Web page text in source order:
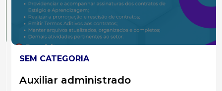
SEM CATEGORIA
Auxiliar administrado